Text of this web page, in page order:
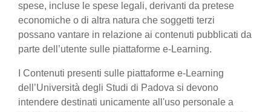
spese, incluse le spese legali, derivanti da pretese
economiche o di altra natura che soggetti terzi
possano vantare in relazione ai contenuti pubblicati da
parte dell’utente sulle piattaforme e-Learning.
I Contenuti presenti sulle piattaforme e-Learning
dell’Università degli Studi di Padova si devono
intendere destinati unicamente all'uso personale a